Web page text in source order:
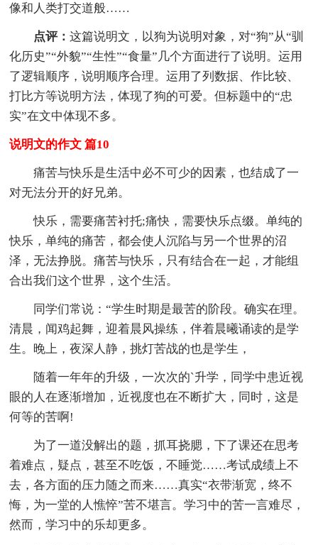
像和人类打交道般……
点评：这篇说明文，以狗为说明对象，对“狗”从“驯
化历史”“外貌”“生性”“食量”几个方面进行了说明。运用
了逻辑顺序，说明顺序合理。运用了列数据、作比较、
打比方等说明方法，体现了狗的可爱。但标题中的“忠
实”在文中体现不多。
说明文的作文 篇10
痛苦与快乐是生活中必不可少的因素，也结成了一
对无法分开的好兄弟。
快乐，需要痛苦衬托;痛快，需要快乐点缀。单纯的
快乐，单纯的痛苦，都会使人沉陷与另一个世界的沼
泽，无法挣脱。痛苦与快乐，只有结合在一起，才能组
合出我们这个世界，这个生活。
同学们常说：“学生时期是最苦的阶段。确实在理。
清晨，闻鸡起舞，迎着晨风操练，伴着晨曦诵读的是学
生。晚上，夜深人静，挑灯苦战的也是学生，
随着一年年的升级，一次次的`升学，同学中患近视
眼的人在逐渐增加，近视度也在不断扩大，同时，这是
何等的苦啊!
为了一道没解出的题，抓耳挠腮，下了课还在思考
着难点，疑点，甚至不吃饭，不睡觉……考试成绩上不
去，各方面的压力随之而来……真实“衣带渐宽，终不
悔，为一堂的人憔悴”苦不堪言。学习中的苦一言难尽，
然而，学习中的乐却更多。